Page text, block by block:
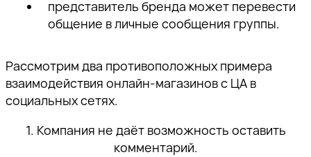
представитель бренда может перевести
общение в личные сообщения группы.
Рассмотрим два противоположных примера
взаимодействия онлайн-магазинов с ЦА в
социальных сетях.
1. Компания не даёт возможность оставить
комментарий.